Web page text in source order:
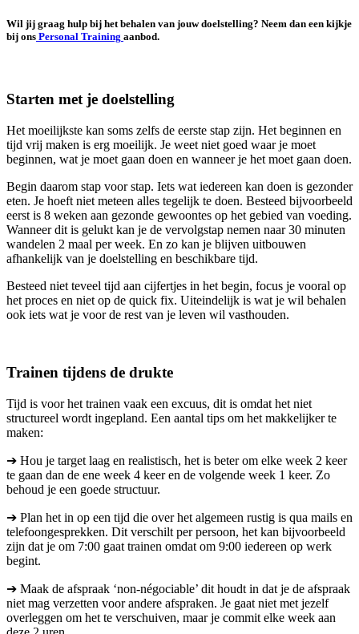
Wil jij graag hulp bij het behalen van jouw doelstelling? Neem dan een kijkje
bij ons Personal Training aanbod.
Starten met je doelstelling
Het moeilijkste kan soms zelfs de eerste stap zijn. Het beginnen en
tijd vrij maken is erg moeilijk. Je weet niet goed waar je moet
beginnen, wat je moet gaan doen en wanneer je het moet gaan doen.
Begin daarom stap voor stap. Iets wat iedereen kan doen is gezonder
eten. Je hoeft niet meteen alles tegelijk te doen. Besteed bijvoorbeeld
eerst is 8 weken aan gezonde gewoontes op het gebied van voeding.
Wanneer dit is gelukt kan je de vervolgstap nemen naar 30 minuten
wandelen 2 maal per week. En zo kan je blijven uitbouwen
afhankelijk van je doelstelling en beschikbare tijd.
Besteed niet teveel tijd aan cijfertjes in het begin, focus je vooral op
het proces en niet op de quick fix. Uiteindelijk is wat je wil behalen
ook iets wat je voor de rest van je leven wil vasthouden.
Trainen tijdens de drukte
Tijd is voor het trainen vaak een excuus, dit is omdat het niet
structureel wordt ingepland. Een aantal tips om het makkelijker te
maken:
➔ Hou je target laag en realistisch, het is beter om elke week 2 keer
te gaan dan de ene week 4 keer en de volgende week 1 keer. Zo
behoud je een goede structuur.
➔ Plan het in op een tijd die over het algemeen rustig is qua mails en
telefoongesprekken. Dit verschilt per persoon, het kan bijvoorbeeld
zijn dat je om 7:00 gaat trainen omdat om 9:00 iedereen op werk
begint.
➔ Maak de afspraak ‘non-négociable’ dit houdt in dat je de afspraak
niet mag verzetten voor andere afspraken. Je gaat niet met jezelf
overleggen om het te verschuiven, maar je commit elke week aan